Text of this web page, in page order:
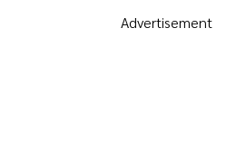
Advertisement